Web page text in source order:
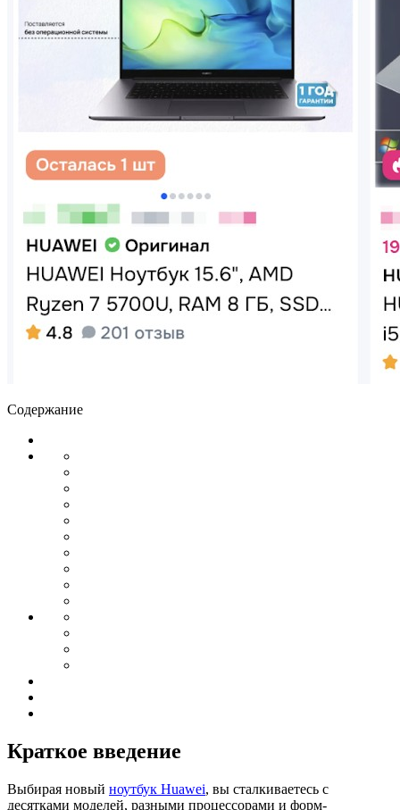
Содержание
Краткое введение
Выбирая новый ноутбук Huawei, вы сталкиваетесь с
десятками моделей, разными процессорами и форм-